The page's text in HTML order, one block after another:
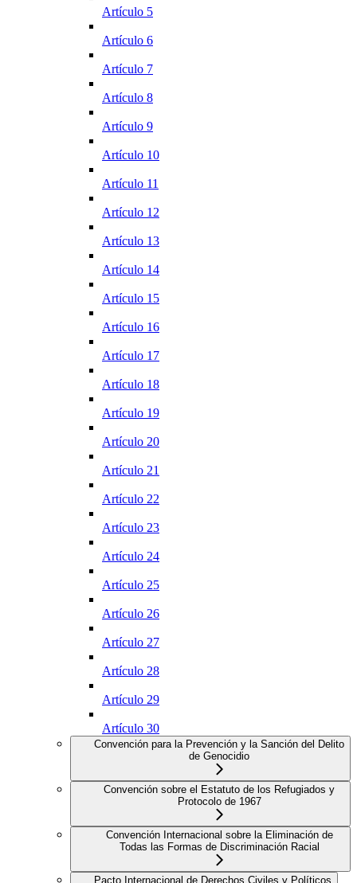
Artículo 5
Artículo 6
Artículo 7
Artículo 8
Artículo 9
Artículo 10
Artículo 11
Artículo 12
Artículo 13
Artículo 14
Artículo 15
Artículo 16
Artículo 17
Artículo 18
Artículo 19
Artículo 20
Artículo 21
Artículo 22
Artículo 23
Artículo 24
Artículo 25
Artículo 26
Artículo 27
Artículo 28
Artículo 29
Artículo 30
Convención para la Prevención y la Sanción del Delito
de Genocidio
Convención sobre el Estatuto de los Refugiados y
Protocolo de 1967
Convención Internacional sobre la Eliminación de
Todas las Formas de Discriminación Racial
Pacto Internacional de Derechos Civiles y Políticos